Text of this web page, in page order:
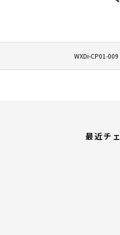
WXDi-CP01-
最近チ